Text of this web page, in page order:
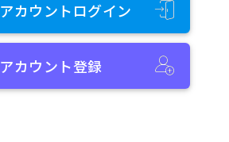
カウントログイン
アカウント登録